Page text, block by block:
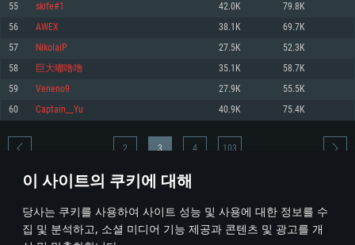
이 사이트의 쿠키에 대해
당사는 쿠키를 사용하여 사이트 성능 및 사용에 대한 정보를 수
집 및 분석하고, 소셜 미디어 기능 제공과 콘텐츠 및 광고를 개
권장 사양
570 혹은 그 이상
여유 저장 공간: 62.2 GB (전체 클라이언트)
권장 사양
네트워크: 브로드밴드 인터넷
여유 저장 공간: 62.2 GB (전체 클라이언트)
권장 사양
운영체제: Ubuntu 20.04 64bit
프로세서: Intel Core i7
메모리: 16 GB
그래픽 카드: Vulkan 을 지원하고, 최신 그래픽 드라이버를 지원하는 NVIDIA
1060 (6개월 미만) 혹은 그와 동급의 성능을 가지며 최신 그래픽 드라이버를
지원하는 AMD RX 570 (6개월 미만; 최소사양 지원 해상도 720p) 이상
여유 저장 공간: 62.2 GB (전체 클라이언트)
55 skife#1 42.0K 79.8K
56 AWEX 38.1K 69.7K
57 NikolaiP 27.5K 52.3K
58 巨大嘟噜噜 35.1K 58.7K
59 Veneno9 27.9K 55.5K
60 Captain__Yu 40.9K 75.4K
* 순위표는 매일 1회 갱신됩니다
2 3 4 103